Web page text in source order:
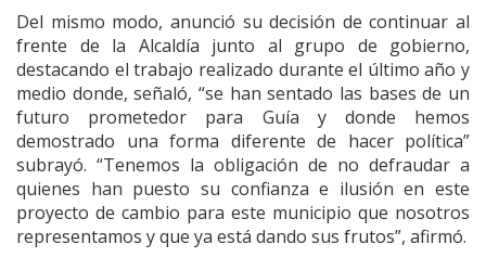
Del mismo modo, anunció su decisión de continuar al
frente de la Alcaldía junto al grupo de gobierno,
destacando el trabajo realizado durante el último año y
medio donde, señaló, “se han sentado las bases de un
futuro prometedor para Guía y donde hemos
demostrado una forma diferente de hacer política”
subrayó. “Tenemos la obligación de no defraudar a
quienes han puesto su confianza e ilusión en este
proyecto de cambio para este municipio que nosotros
representamos y que ya está dando sus frutos”, afirmó.